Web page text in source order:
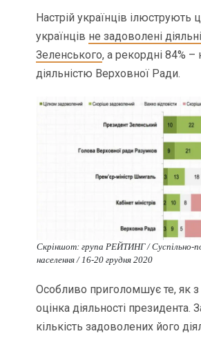
Настрій українців ілюструють
українців не задоволені
Зеленського, а рекордні 84% –
діяльністю Верховної Ради.
Скріншот: група РЕЙТИНГ / Cуспільно-
населення / 16-20 грудня 2020
Особливо приголомшує те, як з
оцінка діяльності президента.
кількість задоволених його